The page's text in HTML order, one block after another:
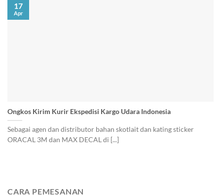
Ongkos Kirim Kurir Ekspedisi Kargo Udara Indonesia
Sebagai agen dan distributor bahan skotlait dan kating sticker
ORACAL 3M dan MAX DECAL di [...]
17
Apr
CARA PEMESANAN